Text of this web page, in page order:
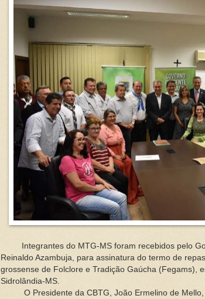
Integrantes do MTG-MS foram recebidos pelo
Reinaldo Azambuja, para assinatura do termo de
grossense de Folclore e Tradição Gaúcha (Fegams),
Sidrolândia-MS.
O Presidente da CBTG, João Ermelino de Mello,